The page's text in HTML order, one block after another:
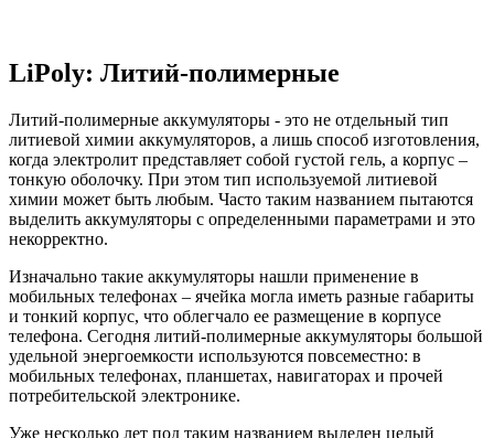
LiPoly: Литий-полимерные
Литий-полимерные аккумуляторы - это не отдельный тип
литиевой химии аккумуляторов, а лишь способ изготовления,
когда электролит представляет собой густой гель, а корпус –
тонкую оболочку. При этом тип используемой литиевой
химии может быть любым. Часто таким названием пытаются
выделить аккумуляторы с определенными параметрами и это
некорректно.
Изначально такие аккумуляторы нашли применение в
мобильных телефонах – ячейка могла иметь разные габариты
и тонкий корпус, что облегчало ее размещение в корпусе
телефона. Сегодня литий-полимерные аккумуляторы большой
удельной энергоемкости используются повсеместно: в
мобильных телефонах, планшетах, навигаторах и прочей
потребительской электронике.
Уже несколько лет под таким названием выделен целый